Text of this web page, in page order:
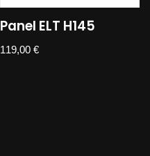
Panel ELT H145
119,00€